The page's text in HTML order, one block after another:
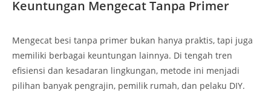
Keuntungan Mengecat Tanpa Primer
Mengecat besi tanpa primer bukan hanya praktis, tapi juga
memiliki berbagai keuntungan lainnya. Di tengah tren
efisiensi dan kesadaran lingkungan, metode ini menjadi
pilihan banyak pengrajin, pemilik rumah, dan pelaku DIY.